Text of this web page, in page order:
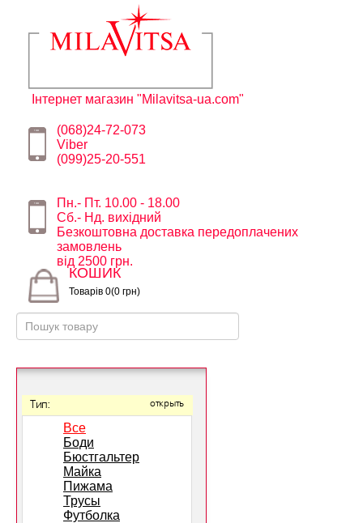
Інтернет магазин "Milavitsa-ua.com"
(068)24-72-073
Viber
(099)25-20-551
Пн.- Пт. 10.00 - 18.00
Сб.- Нд. вихідний
Безкоштовна доставка передоплачених
замовлень
від 2500 грн.
КОШИК
Товарів 0(0 грн)
Тип: открыть
Все
Боди
Бюстгальтер
Майка
Пижама
Трусы
Футболка